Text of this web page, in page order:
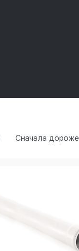
Сначала дороже